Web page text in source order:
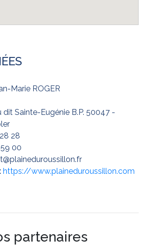
Marie ROGER
dit Sainte-Eugénie B.P. 50047 -
28
00
https://www.plaineduroussillon.com
partenaires